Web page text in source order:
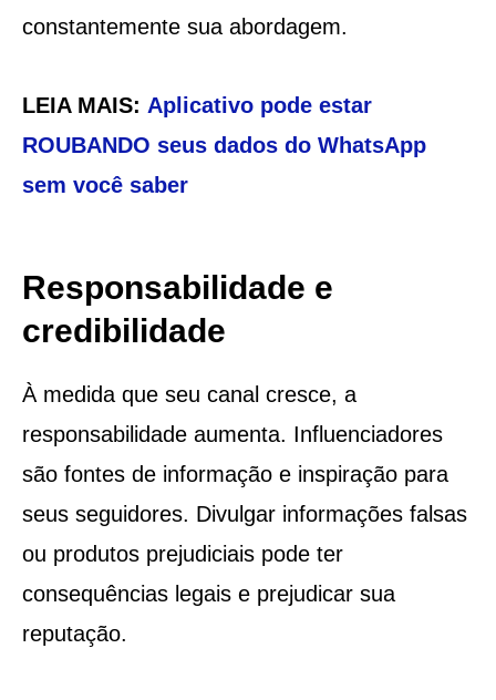
constantemente sua abordagem.
LEIA MAIS: Aplicativo pode estar
ROUBANDO seus dados do WhatsApp
sem você saber
Responsabilidade e
credibilidade
À medida que seu canal cresce, a
responsabilidade aumenta. Influenciadores
são fontes de informação e inspiração para
seus seguidores. Divulgar informações falsas
ou produtos prejudiciais pode ter
consequências legais e prejudicar sua
reputação.